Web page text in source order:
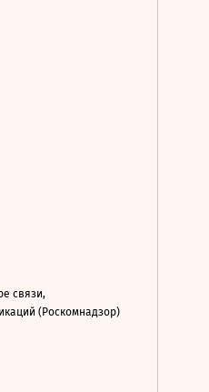
связи,
(Роскомнадзор)